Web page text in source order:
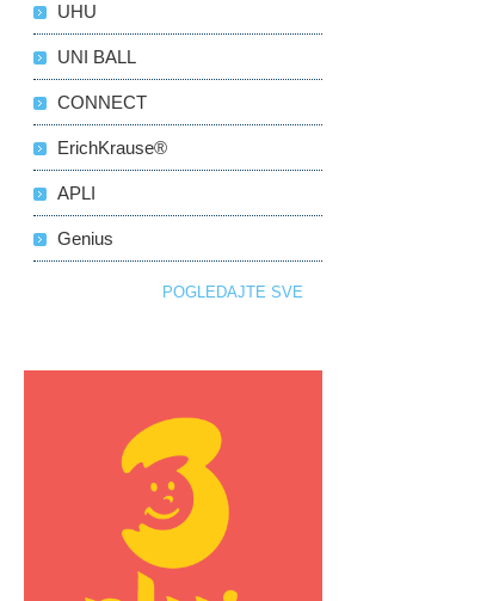
UHU
UNI BALL
CONNECT
ErichKrause®
APLI
Genius
POGLEDAJTE SVE